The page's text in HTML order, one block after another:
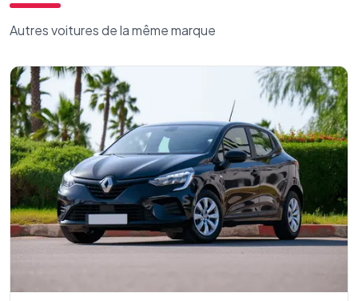
Autres voitures de la même marque